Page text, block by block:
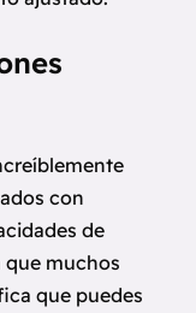
con
de
que muchos
que puedes